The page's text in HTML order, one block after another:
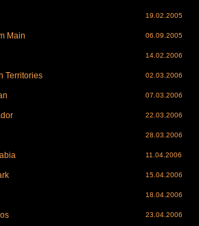
19.02.2005
Main 06.09.2005
14.02.2006
Territories 02.03.2006
07.03.2006
22.03.2006
28.03.2006
11.04.2006
15.04.2006
18.04.2006
23.04.2006